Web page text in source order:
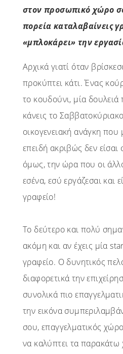
στον προσωπικό χώρο
πορεία καταλαβαίνεις
«μπλοκάρει» την
Αρχικά γιατί όταν
προκύπτει κάτι. Ένας
το κουδούνι, μία
κάνεις το
οικογενειακή ανάγκη που
επειδή ακριβώς δεν είσαι
όμως, την ώρα που οι
εσένα, εσύ εργάζεσαι και
γραφείο!
Το δεύτερο και πολύ
ακόμη και αν έχεις μία
γραφείο. Ο δυνητικός
διαφορετικά την
συνολικά πιο
την εικόνα
σου, επαγγελματικός
να καλύπτει τα παρακάτω